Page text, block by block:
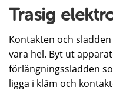
Trasig
Kontakten och
vara hel. Byt ut
förlängningssladden
ligga i kläm och